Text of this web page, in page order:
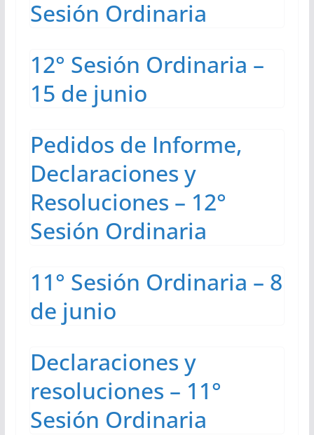
Sesión Ordinaria
12° Sesión Ordinaria –
15 de junio
Pedidos de Informe,
Declaraciones y
Resoluciones – 12°
Sesión Ordinaria
11° Sesión Ordinaria – 8
de junio
Declaraciones y
resoluciones – 11°
Sesión Ordinaria